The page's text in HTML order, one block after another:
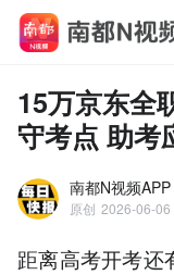
15万京东全
守考点 助考
南都N视频APP
原创 2026-06-06
距离高考开考还